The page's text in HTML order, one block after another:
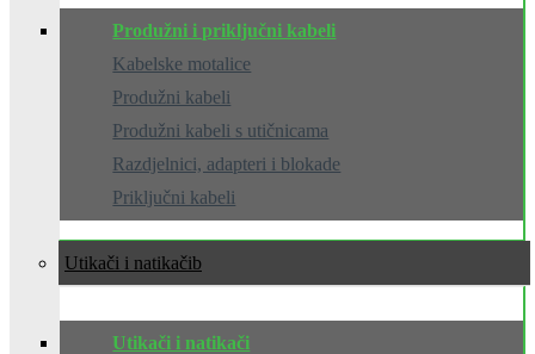
Produžni i priključni kabeli
Kabelske motalice
Produžni kabeli
Produžni kabeli s utičnicama
Razdjelnici, adapteri i blokade
Priključni kabeli
Utikači i natikači
Utikači i natikači